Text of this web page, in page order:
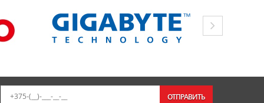
ОТПРАВИТЬ